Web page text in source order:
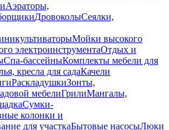
Аэраторы,
ДровоколыСеялки,
Мойки высокого
электроинструментаОтдых и
Спа-бассейныКомплекты мебели для
кресла для садаКачели
РаскладушкиЗонты,
мебелиГрилиМангалы,
Сумки-
колонки и
для участкаБытовые насосыЛюки